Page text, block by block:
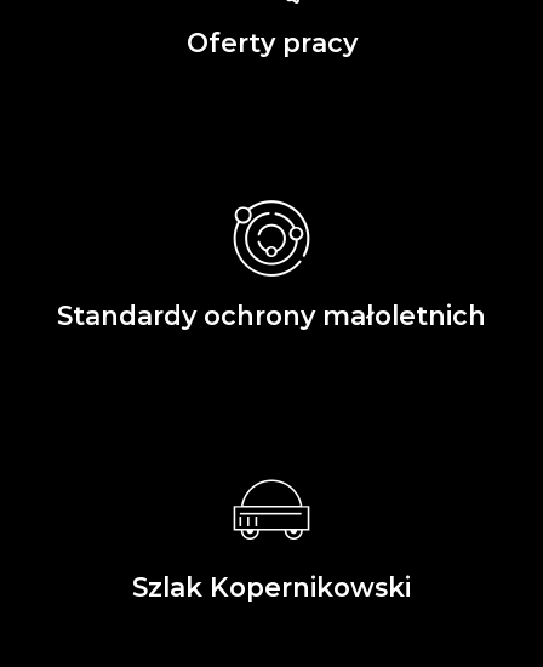
Oferty pracy
Standardy ochrony małoletnich
Szlak Kopernikowski